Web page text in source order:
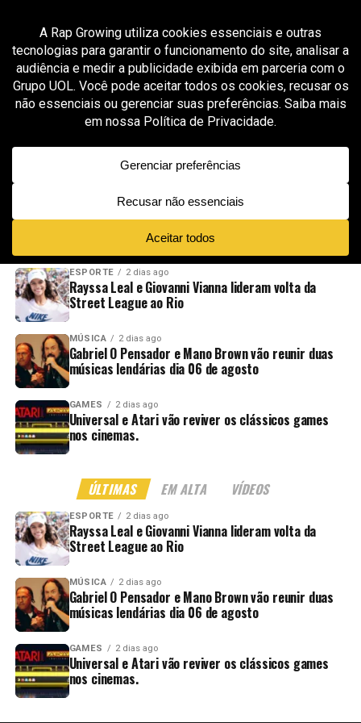
All posts tagged "Nosso Canto"
MÚSICA 2 meses ago
MC Hariel revisita clássico do Charlie Brown Jr.
em nova versão de “Dias de Luta, Dias de
Glória”
ADVERTISEMENT
NOVIDADES EM ALTA
ESPORTE 2 dias ago
Rayssa Leal e Giovanni Vianna lideram volta da
Street League ao Rio
MÚSICA 2 dias ago
Gabriel O Pensador e Mano Brown vão reunir duas
músicas lendárias dia 06 de agosto
GAMES 2 dias ago
Universal e Atari vão reviver os clássicos games
nos cinemas.
ÚLTIMAS EM ALTA VÍDEOS
ESPORTE 2 dias ago
Rayssa Leal e Giovanni Vianna lideram volta da
Street League ao Rio
MÚSICA 2 dias ago
Gabriel O Pensador e Mano Brown vão reunir duas
músicas lendárias dia 06 de agosto
GAMES 2 dias ago
Universal e Atari vão reviver os clássicos games
nos cinemas.